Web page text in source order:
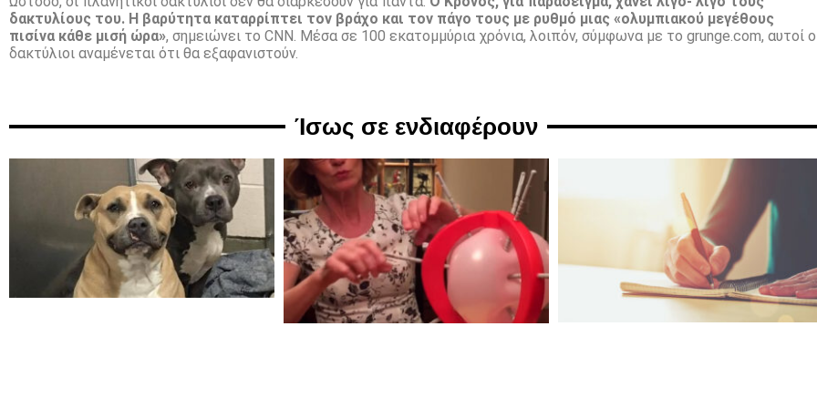
δακτυλίους του. Η βαρύτητα καταρρίπτει τον βράχο και τον πάγο τους με ρυθμό μιας «ολυμπιακού μεγέθους
πισίνα κάθε μισή ώρα», σημειώνει το CNN. Μέσα σε 100 εκατομμύρια χρόνια, λοιπόν, σύμφωνα με το grunge.com, αυτοί
δακτύλιοι αναμένεται ότι θα εξαφανιστούν.
Ίσως σε ενδιαφέρουν